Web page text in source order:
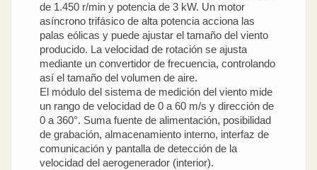
de 1.450 r/min y potencia de 3 kW. Un motor
asíncrono trifásico de alta potencia acciona las
palas eólicas y puede ajustar el tamaño del viento
producido. La velocidad de rotación se ajusta
mediante un convertidor de frecuencia, controlando
así el tamaño del volumen de aire.
El módulo del sistema de medición del viento mide
un rango de velocidad de 0 a 60 m/s y dirección de
0 a 360°. Suma fuente de alimentación, posibilidad
de grabación, almacenamiento interno, interfaz de
comunicación y pantalla de detección de la
velocidad del aerogenerador (interior).